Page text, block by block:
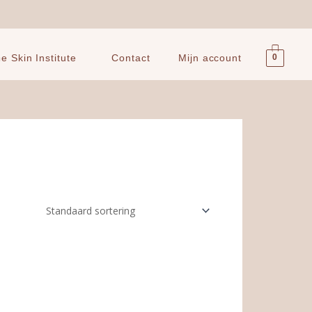
Skin Institute Contact Mijn account 0